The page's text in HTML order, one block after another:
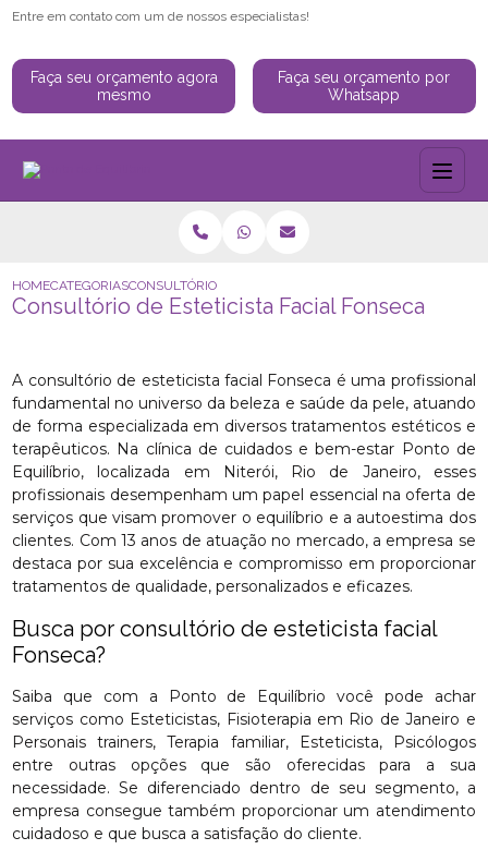
Entre em contato com um de nossos especialistas!
Faça seu orçamento agora
mesmo
Faça seu orçamento por
Whatsapp
HOMECATEGORIASCONSULTÓRIO DE ESTETICISTA FACIAL FONSECA
Consultório de Esteticista Facial Fonseca
A consultório de esteticista facial Fonseca é uma profissional
fundamental no universo da beleza e saúde da pele, atuando
de forma especializada em diversos tratamentos estéticos e
terapêuticos. Na clínica de cuidados e bem-estar Ponto de
Equilíbrio, localizada em Niterói, Rio de Janeiro, esses
profissionais desempenham um papel essencial na oferta de
serviços que visam promover o equilíbrio e a autoestima dos
clientes. Com 13 anos de atuação no mercado, a empresa se
destaca por sua excelência e compromisso em proporcionar
tratamentos de qualidade, personalizados e eficazes.
Busca por consultório de esteticista facial
Fonseca?
Saiba que com a Ponto de Equilíbrio você pode achar
serviços como Esteticistas, Fisioterapia em Rio de Janeiro e
Personais trainers, Terapia familiar, Esteticista, Psicólogos
entre outras opções que são oferecidas para a sua
necessidade. Se diferenciado dentro de seu segmento, a
empresa consegue também proporcionar um atendimento
cuidadoso e que busca a satisfação do cliente.